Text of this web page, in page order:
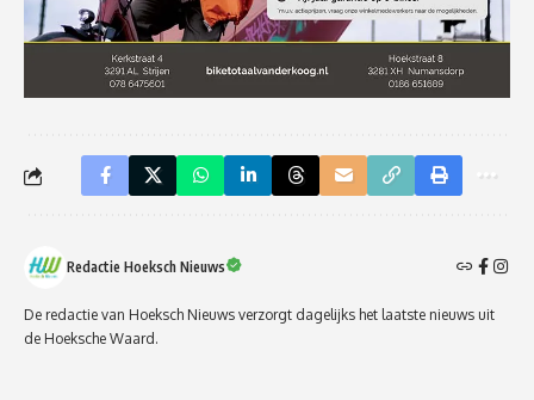
Redactie Hoeksch Nieuws
De redactie van Hoeksch Nieuws verzorgt dagelijks het laatste nieuws uit
de Hoeksche Waard.